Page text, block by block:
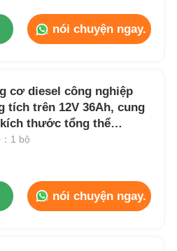
nói chuyện ngay.
cơ diesel công nghiệp
tích trên 12V 36Ah, cung
thước tổng thể
mm cho nguồn
1 bộ
nói chuyện ngay.